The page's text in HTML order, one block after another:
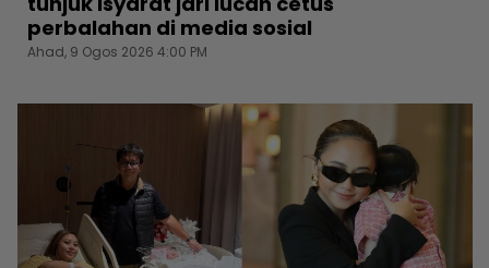
perbalahan di media sosial
Ahad, 9 Ogos 2026 4:00 PM